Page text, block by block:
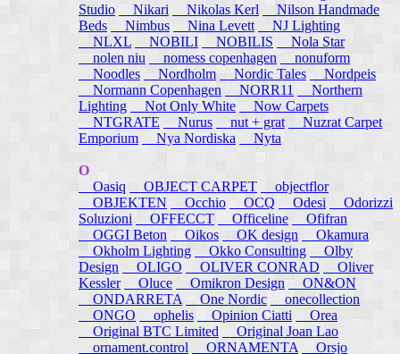
Studio
Nikari Nikolas Kerl
Nilson Handmade
Beds
Nimbus Nina Levett
NJ Lighting
NLXL
NOBILI NOBILIS
Nola Star
nolen niu
nomess copenhagen
nonuform
Noodles
Nordholm Nordic Tales
Nordpeis
Normann Copenhagen
NORR11
Northern
Lighting
Not Only White
Now Carpets
NTGRATE
Nurus nut + grat
Nuzrat Carpet
Emporium
Nya Nordiska Nyta
O
Oasiq
OBJECT CARPET
objectflor
OBJEKTEN
Occhio OCQ Odesi
Odorizzi
Soluzioni
OFFECCT Officeline
Ofifran
OGGI Beton
Oikos OK design
Okamura
Okholm Lighting
Okko Consulting
Olby
Design
OLIGO OLIVER CONRAD
Oliver
Kessler
Oluce Omikron Design
ON&ON
ONDARRETA
One Nordic
onecollection
ONGO
ophelis Opinion Ciatti
Orea
Original BTC Limited
Original Joan Lao
ornament.control
ORNAMENTA
Orsjo